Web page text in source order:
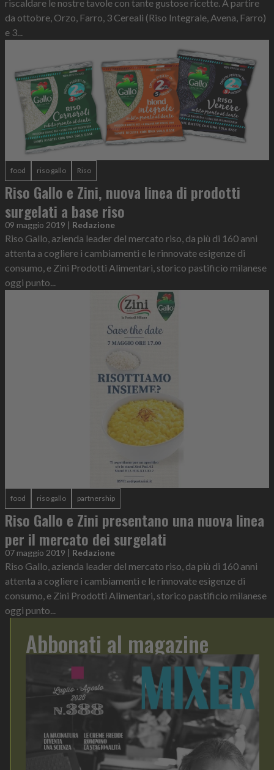
riscaldare le nostre tavole con tante gustose ricette. A partire
da ottobre, Orzo, Farro, 3 Cereali (Riso Integrale, Avena, Farro)
e 3...
food riso gallo Riso
Riso Gallo e Zini, nuova linea di prodotti
surgelati a base riso
09 maggio 2019 | Redazione
Riso Gallo, azienda leader del mercato riso, da più di 160 anni
attenta a cogliere i cambiamenti e le rinnovate esigenze di
consumo, e Zini Prodotti Alimentari, storico pastificio milanese
oggi punto...
food riso gallo partnership
Riso Gallo e Zini presentano una nuova linea
per il mercato dei surgelati
07 maggio 2019 | Redazione
Riso Gallo, azienda leader del mercato riso, da più di 160 anni
attenta a cogliere i cambiamenti e le rinnovate esigenze di
consumo, e Zini Prodotti Alimentari, storico pastificio milanese
oggi punto...
Abbonati al magazine